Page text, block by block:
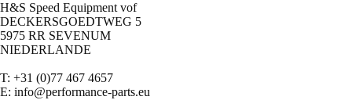
H&S Speed Equipment vof
DECKERSGOEDTWEG 5
5975 RR SEVENUM
NIEDERLANDE
T: +31 (0)77 467 4657
E: info@performance-parts.eu